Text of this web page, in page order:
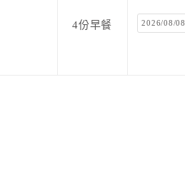
4份早餐 2026/08/08